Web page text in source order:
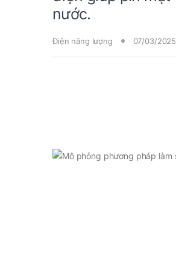
nước.
Điện năng lượng 07/03/2025